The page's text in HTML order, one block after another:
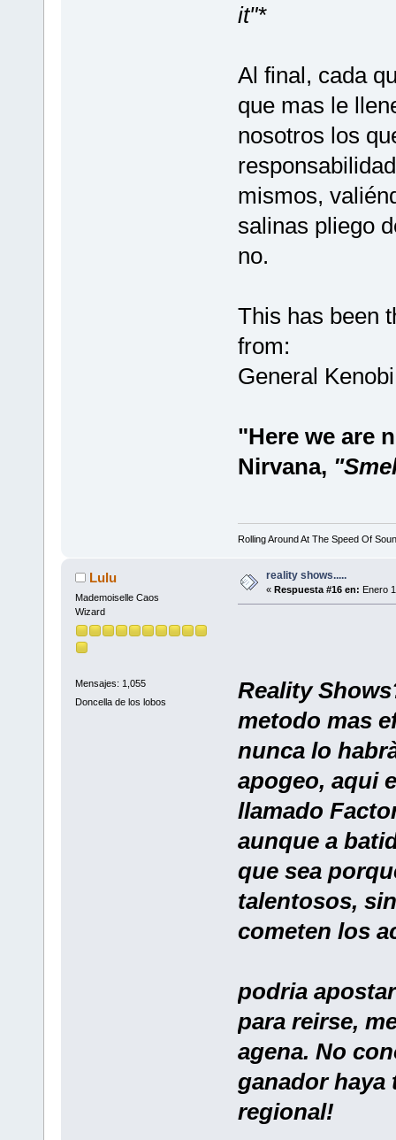
it"*
Al final, cada
que mas le
nosotros los
mismos,
salinas pliego
no.
This has been
from:
General Kenobi
"Here we are
Nirvana,
Rolling Around At The Speed Of
Lulu
Mademoiselle Caos
Wizard
Mensajes: 1,055
Doncella de los lobos
reality shows.....
« Respuesta #16 en: Enero
Reality
metodo mas
nunca lo
apogeo, aqui
llamado
aunque a
que sea
talentosos,
cometen los
podria
para reirse,
agena. No
ganador haya
regional!